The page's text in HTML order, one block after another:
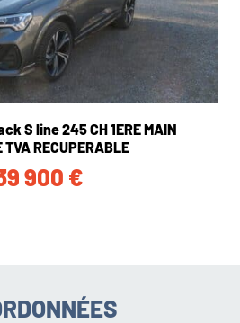
S line 245 CH 1ERE MAIN
TVA RECUPERABLE
900 €